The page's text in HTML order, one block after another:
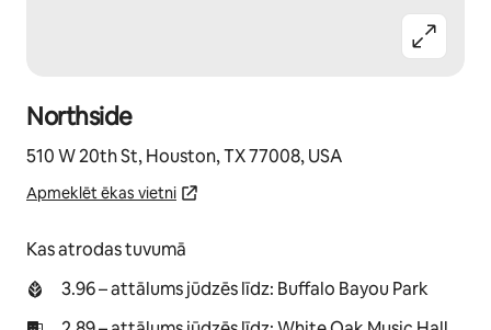
Northside
510 W 20th St, Houston, TX 77008, USA
Apmeklēt ēkas vietni
Kas atrodas tuvumā
3.96 – attālums jūdzēs līdz: Buffalo Bayou Park